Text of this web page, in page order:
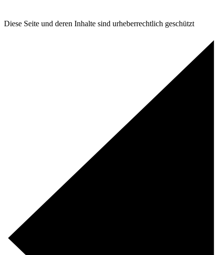
Diese Seite und deren Inhalte sind urheberrechtlich geschützt